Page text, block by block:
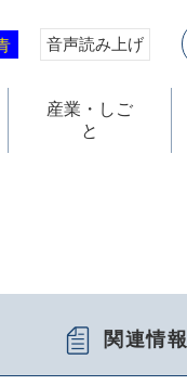
音声読み上げ
産業・しご
と
関連情報